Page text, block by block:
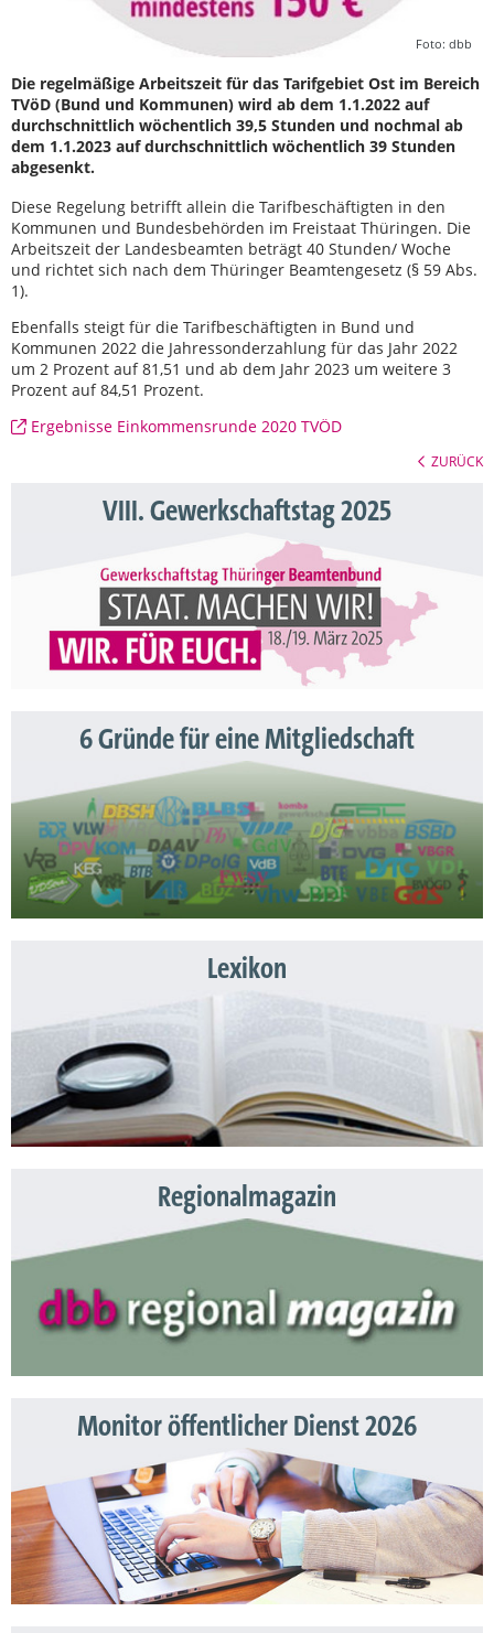
Foto: dbb
Die regelmäßige Arbeitszeit für das Tarifgebiet Ost im Bereich
TVöD (Bund und Kommunen) wird ab dem 1.1.2022 auf
durchschnittlich wöchentlich 39,5 Stunden und nochmal ab
dem 1.1.2023 auf durchschnittlich wöchentlich 39 Stunden
abgesenkt.
Diese Regelung betrifft allein die Tarifbeschäftigten in den
Kommunen und Bundesbehörden im Freistaat Thüringen. Die
Arbeitszeit der Landesbeamten beträgt 40 Stunden/ Woche
und richtet sich nach dem Thüringer Beamtengesetz (§ 59 Abs.
1).
Ebenfalls steigt für die Tarifbeschäftigten in Bund und
Kommunen 2022 die Jahressonderzahlung für das Jahr 2022
um 2 Prozent auf 81,51 und ab dem Jahr 2023 um weitere 3
Prozent auf 84,51 Prozent.
Ergebnisse Einkommensrunde 2020 TVÖD
ZURÜCK
VIII. Gewerkschaftstag 2025
6 Gründe für eine Mitgliedschaft
Lexikon
Regionalmagazin
Monitor öffentlicher Dienst 2026